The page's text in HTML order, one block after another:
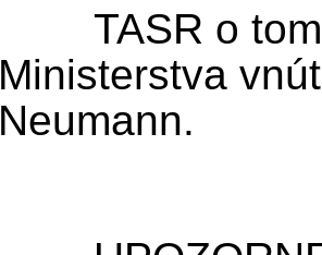
Ministerstva
Neumann.